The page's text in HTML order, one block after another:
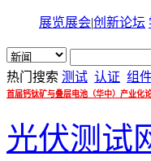
展览展会|创新论坛
热门搜索 测试 认证 组
首届钙钛矿与叠层电池（华中）产业化
光伏测试